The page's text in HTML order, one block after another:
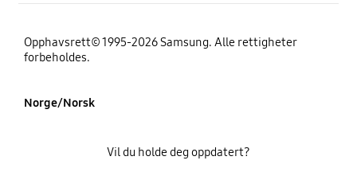
Opphavsrett© 1995-2026 Samsung. Alle rettigheter
forbeholdes.
Norge/Norsk
Vil du holde deg oppdatert?